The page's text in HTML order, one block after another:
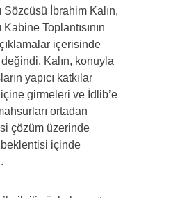
Sözcüsü İbrahim Kalın,
Toplantısının
içerisinde
Kalın, konuyla
yapıcı katkılar
girmeleri ve İdlib’e
ortadan
çözüm üzerinde
beklentisi içinde